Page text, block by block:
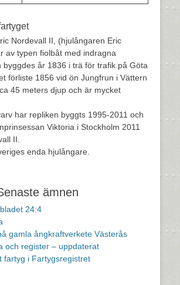
Nordevall II, (hjulångaren Eric
av typen fiolbåt med indragna
byggdes år 1836 i trä för trafik på Göta
förliste 1856 vid ön Jungfrun i Vättern
45 meters djup och är mycket
har repliken byggts 1995-2011 och
Viktoria i Stockholm 2011
II.
enda hjulångare.
ämnen
24:4
gamla ångkraftverkete Västerås
och register – uppdaterat
fartyg i Fartygsregistret